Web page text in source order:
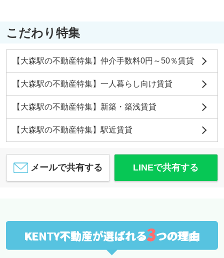
こだわり特集
【大森駅の不動産特集】仲介手数料0円～50％賃貸
【大森駅の不動産特集】一人暮らし向け賃貸
【大森駅の不動産特集】新築・築浅賃貸
【大森駅の不動産特集】駅近賃貸
メールで共有する LINEで共有する
KENTY不動産が選ばれる3つの理由